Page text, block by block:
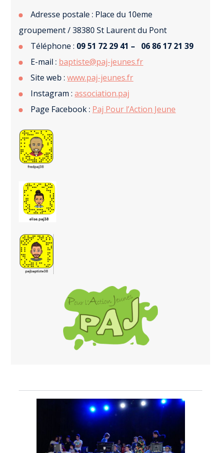
Adresse postale : Place du 10eme
groupement / 38380 St Laurent du Pont
Téléphone : 09 51 72 29 41 –
06 86 17 21 39
E-mail : baptiste@paj-jeunes.fr
Site web :www.paj-jeunes.fr
Instagram :association.paj
Page Facebook : Paj Pour l’Action Jeune